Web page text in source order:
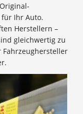
für Ihr Auto.
Herstellern –
gleichwertig zu